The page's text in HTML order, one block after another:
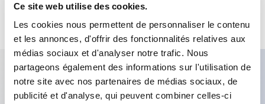
Ce site web utilise des cookies.
Les cookies nous permettent de personnaliser le contenu
et les annonces, d'offrir des fonctionnalités relatives aux
médias sociaux et d'analyser notre trafic. Nous
partageons également des informations sur l'utilisation de
notre site avec nos partenaires de médias sociaux, de
publicité et d'analyse, qui peuvent combiner celles-ci
Caractéristiques clés